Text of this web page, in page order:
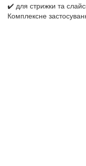
✔️ для стрижки та
Комплексне